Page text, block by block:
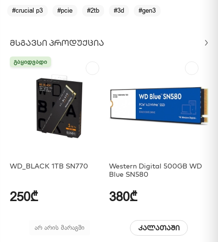
#crucial p3 #pcie #2tb #3d #gen3
ᲛᲡᲒᲐᲕᲡᲘ ᲞᲠᲝᲓᲣᲥᲪᲘᲐ
ᲒᲐᲧᲘᲓᲕᲐᲓᲘ
WD_BLACK 1TB SN770
250₾
არ არის მარაგში
Western Digital 500GB WD
Blue SN580
380₾
კალათაში